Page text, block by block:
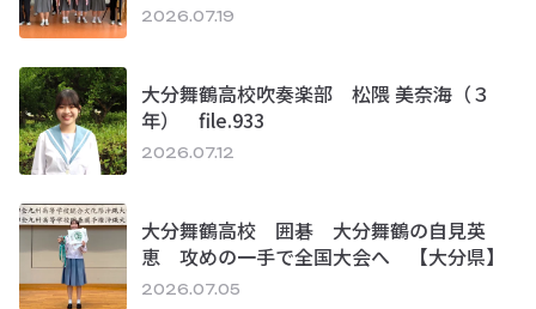
2026.07.19
大分舞鶴高校吹奏楽部 松隈 美奈海（３
年） file.933
2026.07.12
大分舞鶴高校 囲碁 大分舞鶴の自見英
恵 攻めの一手で全国大会へ 【大分県】
2026.07.05